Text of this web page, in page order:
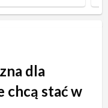
dla
chcą stać w